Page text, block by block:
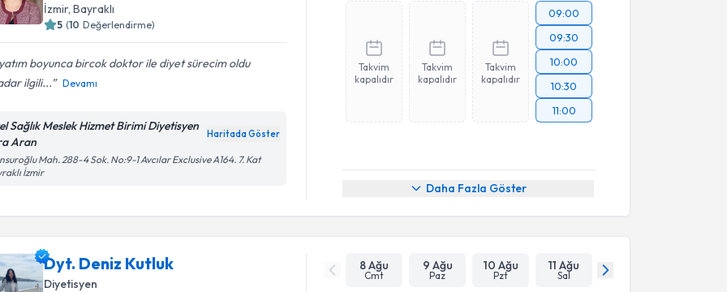
İzmir, Bayraklı
5 (10 Değerlendirme)
boyunca bircok doktor ile diyet sürecim oldu
ilgili...
Devamı
Sağlık Meslek Hizmet Birimi Diyetisyen
Aran
Haritada Göster
Mah. 288-4 Sok. No:9-1 Avcılar Exclusive A164. 7. Kat
İzmir
Takvim
kapalıdır
Takvim
kapalıdır
Takvim
kapalıdır
09:00
09:30
10:00
10:30
11:00
Daha Fazla Göster
Dyt. Deniz Kutluk
Diyetisyen
8 Ağu
Cmt
9 Ağu
Paz
10 Ağu
Pzt
11 Ağu
Sal